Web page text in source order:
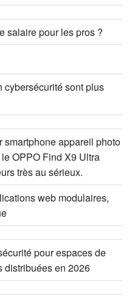
salaire pour les pros ?
cybersécurité sont plus
appareil photo
OPPO Find X9 Ultra
très au sérieux.
web modulaires,
pour espaces de
distribuées en 2026